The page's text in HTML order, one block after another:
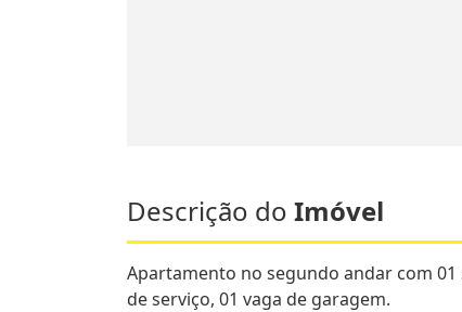
Descrição do Imóvel
Apartamento no segundo andar com
de serviço, 01 vaga de garagem.